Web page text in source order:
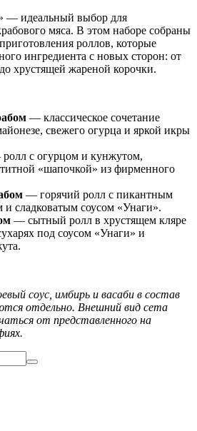
— идеальный выбор для
мяса. В этом наборе собраны
роллов, которые
ингредиента с новых сторон: от
хрустящей жареной корочки.
— классическое сочетание
свежего огурца и яркой икры
с огурцом и кунжутом,
«шапочкой» из фирменного
— горячий ролл с пикантным
и сладковатым соусом «Унаги».
— сытный ролл в хрустящем кляре
под соусом «Унаги» и
соус, имбирь и васаби в состав
отдельно. Внешний вид сета
от представленного на